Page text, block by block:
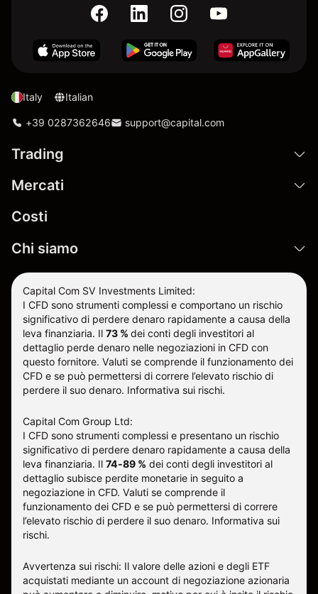
Italy Italian
+39 0287362646 support@capital.com
Trading
Mercati
Costi
Chi siamo
Capital Com SV Investments Limited:
I CFD sono strumenti complessi e comportano un rischio
significativo di perdere denaro rapidamente a causa della
leva finanziaria. Il 73 % dei conti degli investitori al
dettaglio perde denaro nelle negoziazioni in CFD con
questo fornitore. Valuti se comprende il funzionamento dei
CFD e se può permettersi di correre l’elevato rischio di
perdere il suo denaro. Informativa sui rischi.
Capital Com Group Ltd:
I CFD sono strumenti complessi e presentano un rischio
significativo di perdere denaro rapidamente a causa della
leva finanziaria. Il 74-89 % dei conti degli investitori al
dettaglio subisce perdite monetarie in seguito a
negoziazione in CFD. Valuti se comprende il
funzionamento dei CFD e se può permettersi di correre
l’elevato rischio di perdere il suo denaro. Informativa sui
rischi.
Avvertenza sui rischi: Il valore delle azioni e degli ETF
acquistati mediante un account di negoziazione azionaria